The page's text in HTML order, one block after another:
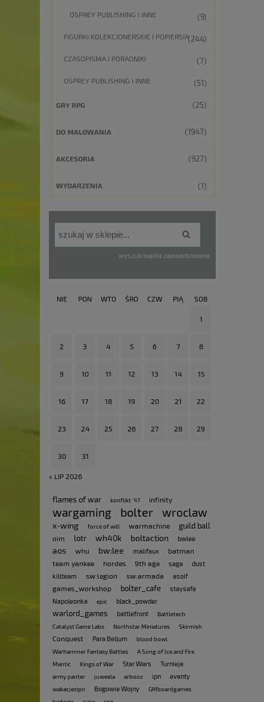
OSPREY PUBLISHING I INNE (9)
FIGURKI KOLEKCJONERSKIE I POPIERSIA(244)
CZASOPISMA I PORADNIKI (7)
OSPREY PUBLISHING I INNE (51)
GRY RPG (25)
DO MALOWANIA (1947)
AKCESORIA (927)
WYDARZENIA (1)
wyszukiwarka zaawansowana
NIE PON WTO ŚRO CZW PIĄ SOB
1
2 3 4 5 6 7 8
9 10 11 12 13 14 15
16 17 18 19 20 21 22
23 24 25 26 27 28 29
30 31
« LIP 2026
flames of war konflikt '47 infinity
wargaming bolter wroclaw
x-wing force of will warmachine guild ball
oim lotr wh40k boltaction bwlee
aos whu bw:lee malifaux
batman
team yankee
hordes 9th age saga
dust
killteam
sw:legion sw:armada asoif
games_workshop bolter_cafe
staysafe
Napoleonka
epic black_powder
warlord_games battlefront
Battletech
Catalyst Game Labs
Northstar Miniatures Skirmish
Conquest Para Bellum
blood bowl
Warhammer Fantasy Battles
A Song of Ice and Fire
Mantic
Kings of War Star Wars Turnieje
army panter juweela arbooz ipn eventy
wakacjezipn Bogowie Wojny
GMboardgames